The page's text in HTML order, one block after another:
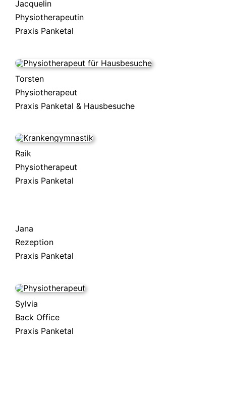
Jacquelin
Physiotherapeutin
Praxis Panketal
Torsten
Physiotherapeut
Praxis Panketal & Hausbesuche
Raik
Physiotherapeut
Praxis Panketal
Jana
Rezeption
Praxis Panketal
Sylvia
Back Office
Praxis Panketal